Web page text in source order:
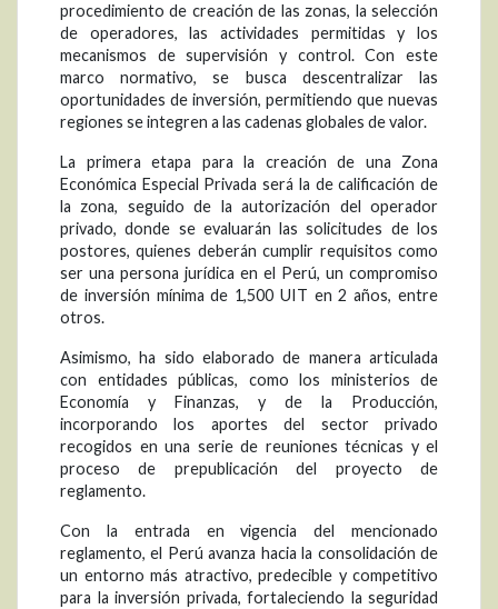
procedimiento de creación de las zonas, la selección
de operadores, las actividades permitidas y los
mecanismos de supervisión y control. Con este
marco normativo, se busca descentralizar las
oportunidades de inversión, permitiendo que nuevas
regiones se integren a las cadenas globales de valor.
La primera etapa para la creación de una Zona
Económica Especial Privada será la de calificación de
la zona, seguido de la autorización del operador
privado, donde se evaluarán las solicitudes de los
postores, quienes deberán cumplir requisitos como
ser una persona jurídica en el Perú, un compromiso
de inversión mínima de 1,500 UIT en 2 años, entre
otros.
Asimismo, ha sido elaborado de manera articulada
con entidades públicas, como los ministerios de
Economía y Finanzas, y de la Producción,
incorporando los aportes del sector privado
recogidos en una serie de reuniones técnicas y el
proceso de prepublicación del proyecto de
reglamento.
Con la entrada en vigencia del mencionado
reglamento, el Perú avanza hacia la consolidación de
un entorno más atractivo, predecible y competitivo
para la inversión privada, fortaleciendo la seguridad